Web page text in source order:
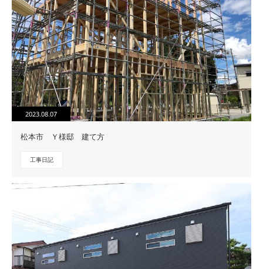
2023.08.07
松本市 Ｙ様邸 建て方
工事日記